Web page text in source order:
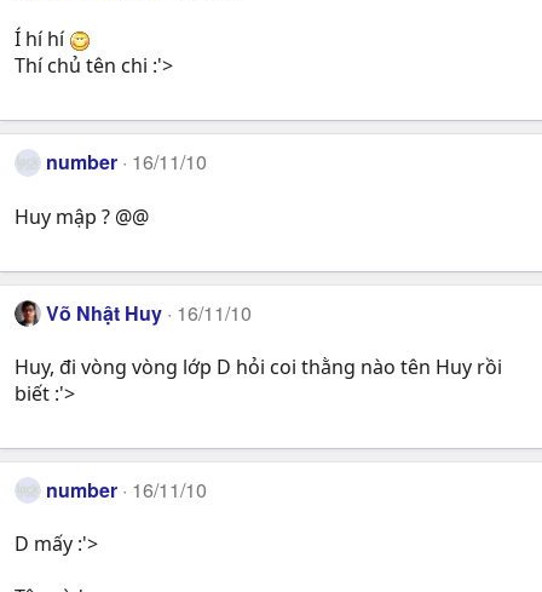
Í hí hí
Thí chủ tên chi :'>
number 16/11/10
Huy mập ? @@
Võ Nhật Huy 16/11/10
Huy, đi vòng vòng lớp D hỏi coi thằng nào tên Huy rồi
biết :'>
number 16/11/10
D mấy :'>